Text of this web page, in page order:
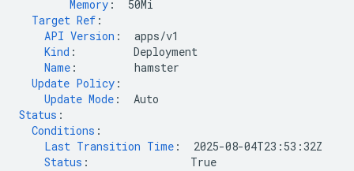
Memory :
50Mi
Target Ref :
API Version :
apps/v1
Kind :
Deployment
Name :
hamster
Update Policy :
Update Mode :
Auto
Status :
Conditions :
Last Transition Time :
2025-08-04T23:53:32Z
Status :
True